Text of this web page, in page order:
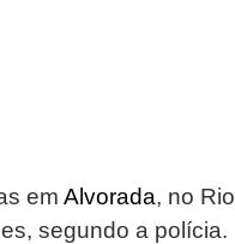
em Alvorada, no Rio
segundo a polícia.